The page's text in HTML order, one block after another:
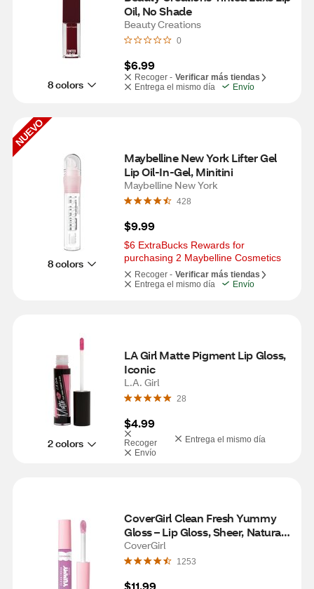
8 colors
Oil, No Shade
Beauty Creations
0
$6.99
Recoger - Verificar más tiendas
Entrega el mismo día
Envío
NUEVO
8 colors
Maybelline New York Lifter Gel
Lip Oil-In-Gel, Minitini
Maybelline New York
428
$9.99
$6 ExtraBucks Rewards for
purchasing 2 Maybelline Cosmetics
Recoger - Verificar más tiendas
Entrega el mismo día
Envío
2 colors
LA Girl Matte Pigment Lip Gloss,
Iconic
L.A. Girl
28
$4.99
Recoger
Entrega el mismo día
Envío
CoverGirl Clean Fresh Yummy
Gloss – Lip Gloss, Sheer, Natural
Scents, Vegan Formula - Laugh-
vender
CoverGirl
1253
$11.99